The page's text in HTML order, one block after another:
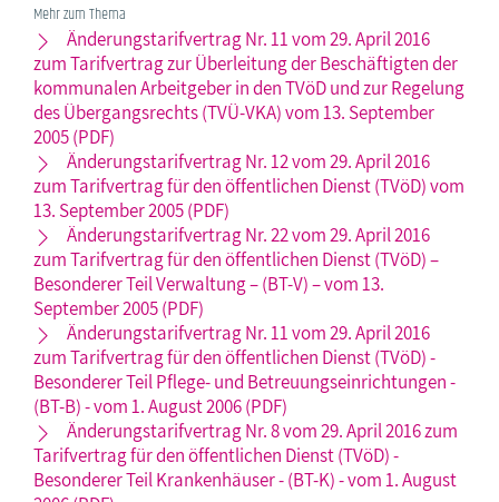
Mehr zum Thema
Änderungstarifvertrag Nr. 11 vom 29. April 2016
zum Tarifvertrag zur Überleitung der Beschäftigten der
kommunalen Arbeitgeber in den TVöD und zur Regelung
des Übergangsrechts (TVÜ-VKA) vom 13. September
2005 (PDF)
Änderungstarifvertrag Nr. 12 vom 29. April 2016
zum Tarifvertrag für den öffentlichen Dienst (TVöD) vom
13. September 2005 (PDF)
Änderungstarifvertrag Nr. 22 vom 29. April 2016
zum Tarifvertrag für den öffentlichen Dienst (TVöD) –
Besonderer Teil Verwaltung – (BT-V) – vom 13.
September 2005 (PDF)
Änderungstarifvertrag Nr. 11 vom 29. April 2016
zum Tarifvertrag für den öffentlichen Dienst (TVöD) -
Besonderer Teil Pflege- und Betreuungseinrichtungen -
(BT-B) - vom 1. August 2006 (PDF)
Änderungstarifvertrag Nr. 8 vom 29. April 2016 zum
Tarifvertrag für den öffentlichen Dienst (TVöD) -
Besonderer Teil Krankenhäuser - (BT-K) - vom 1. August